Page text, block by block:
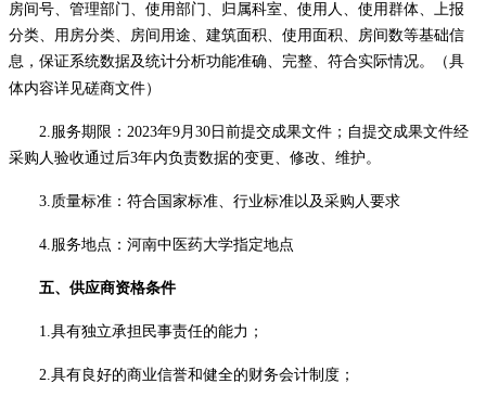
房间号、管理部门、使用部门、归属科室、使用人、使用群体、上报
分类、用房分类、房间用途、建筑面积、使用面积、房间数等基础信
息，保证系统数据及统计分析功能准确、完整、符合实际情况。
（具
体内容详见磋商文件）
2.服务期限：2023年9月30日前提交成果文件；自提交成果文件经
采购人验收通过后3年内负责数据的变更、修改、维护。
3.质量标准：符合国家标准、行业标准以及采购人要求
4.服务地点：河南中医药大学指定地点
五、供应商资格条件
1.具有独立承担民事责任的能力；
2.具有良好的商业信誉和健全的财务会计制度；